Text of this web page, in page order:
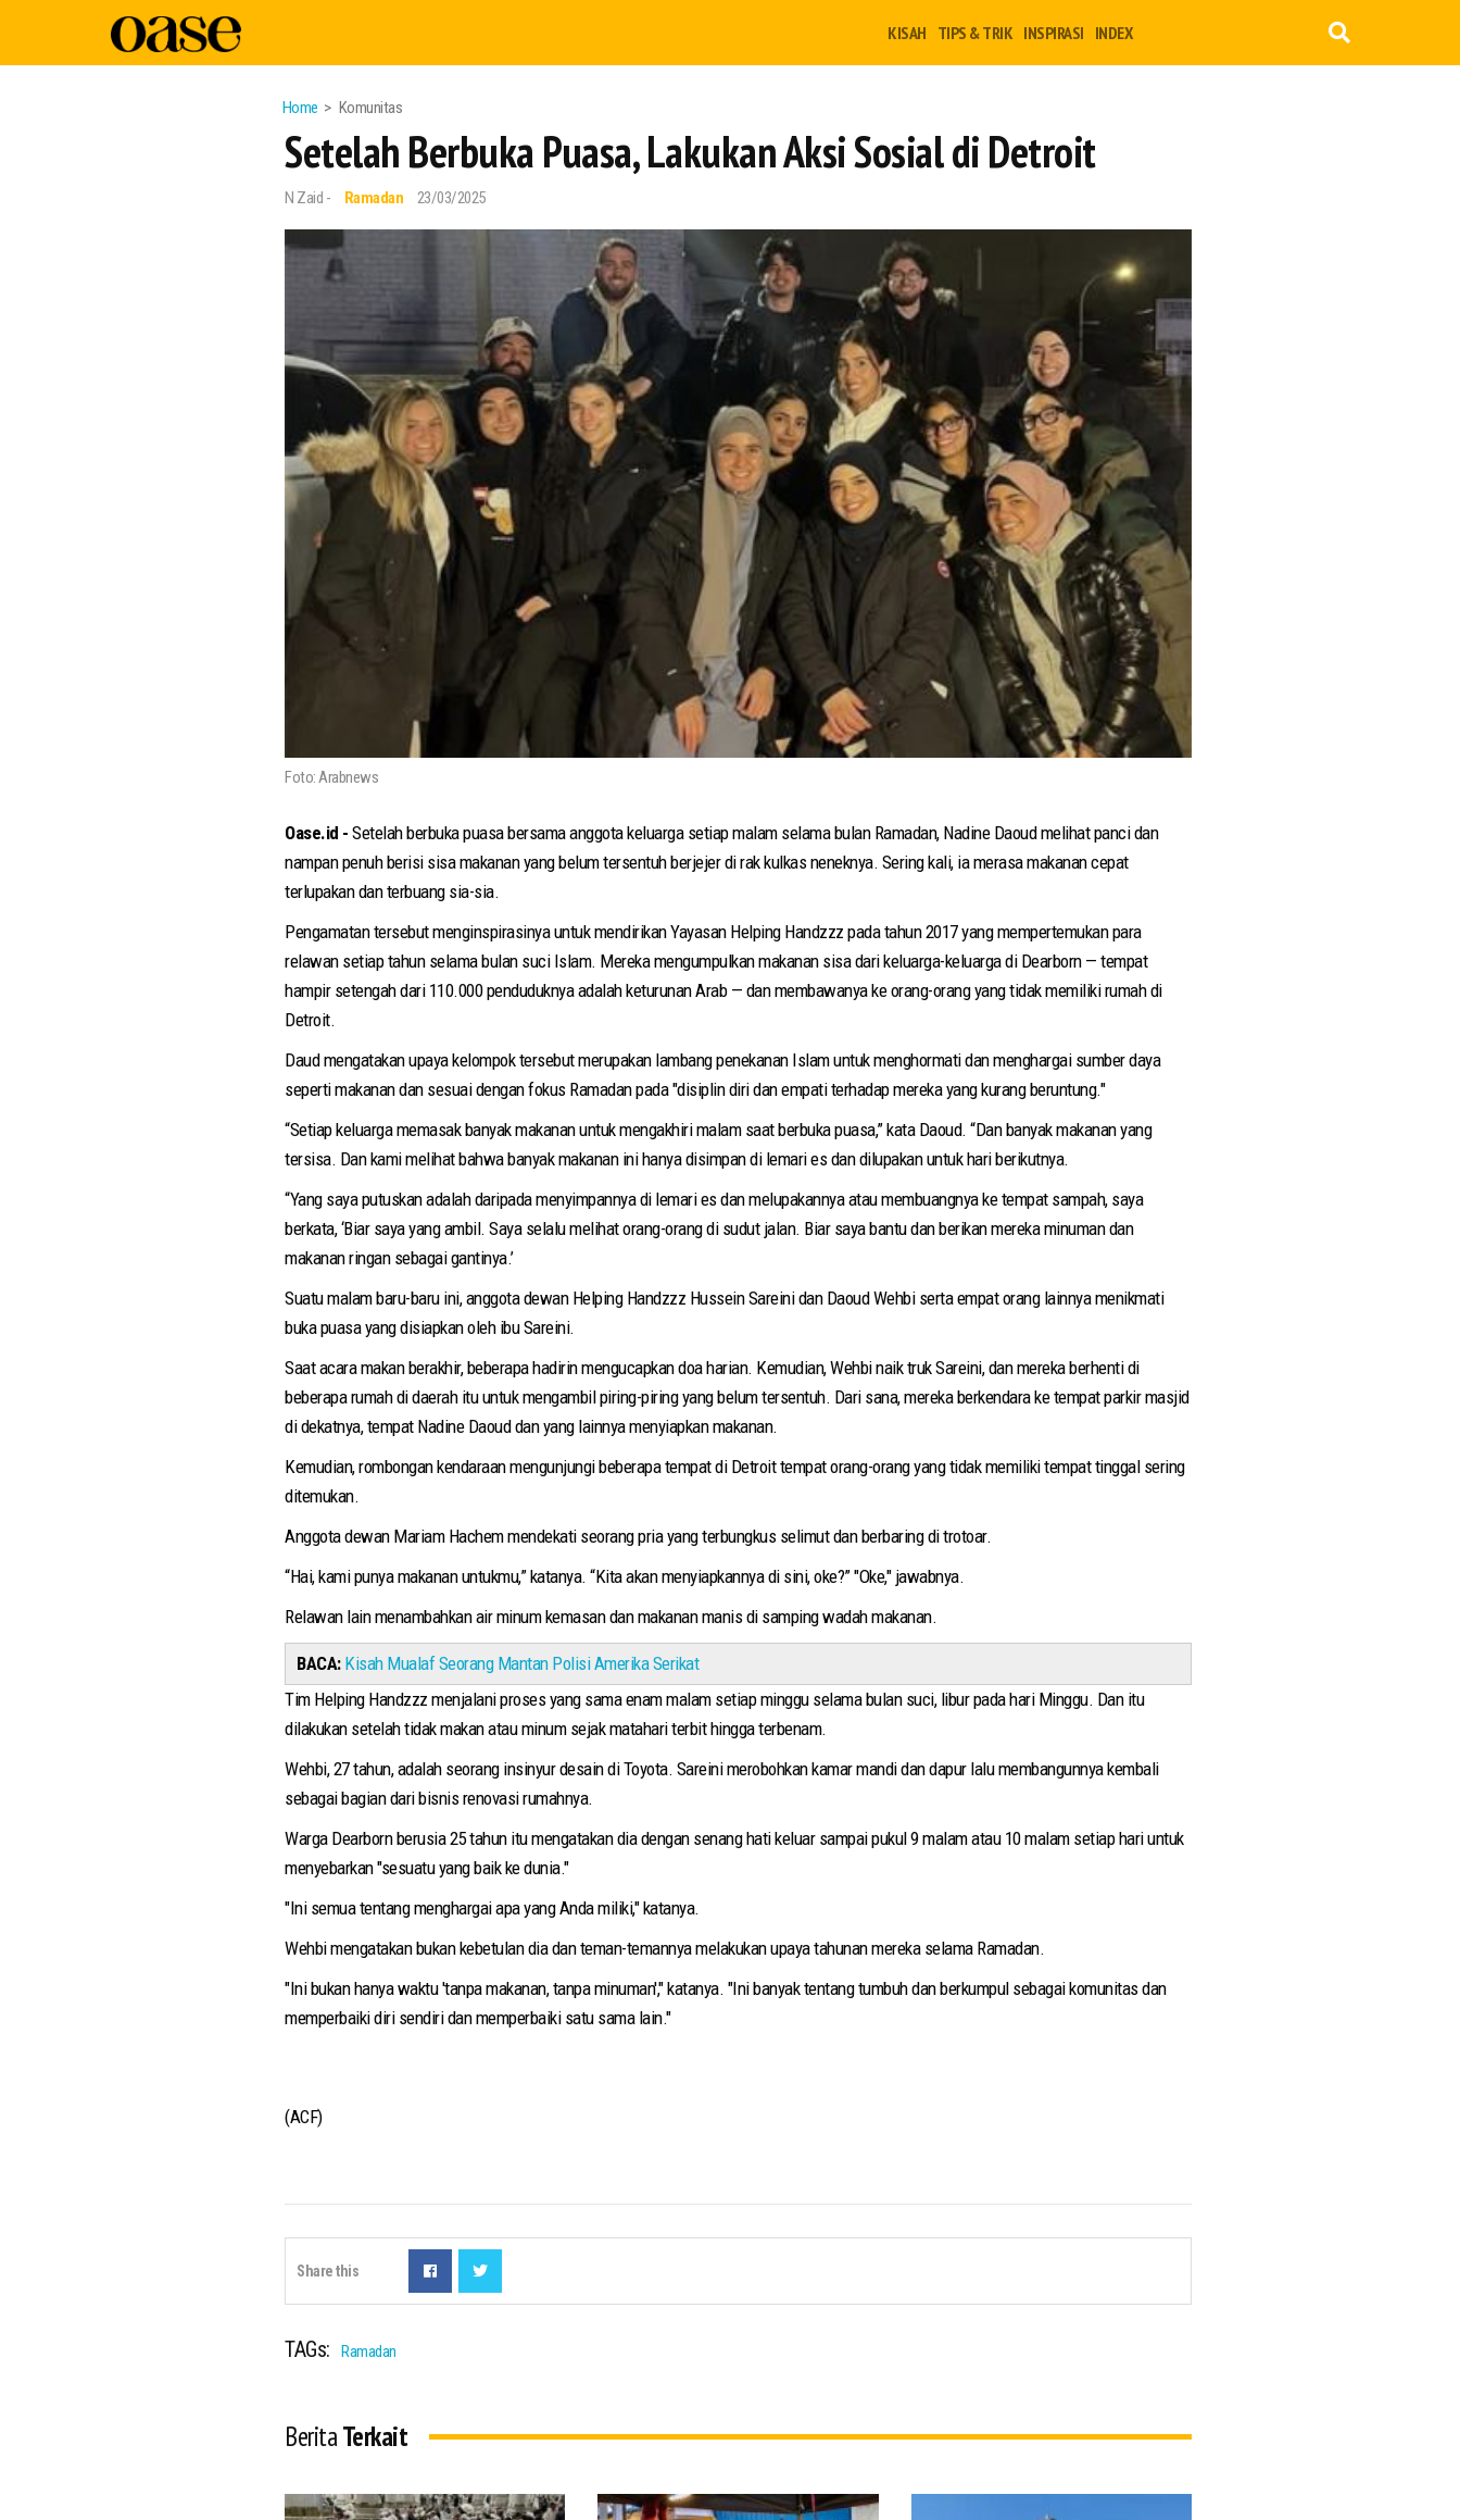
KISAH TIPS & TRIK INSPIRASI INDEX
Home Komunitas
Setelah Berbuka Puasa, Lakukan Aksi Sosial di Detroit
N Zaid - Ramadan 23/03/2025
Foto: Arabnews
Oase.id - Setelah berbuka puasa bersama anggota keluarga setiap malam selama bulan Ramadan, Nadine Daoud melihat panci dan
nampan penuh berisi sisa makanan yang belum tersentuh berjejer di rak kulkas neneknya. Sering kali, ia merasa makanan cepat
terlupakan dan terbuang sia-sia.
Pengamatan tersebut menginspirasinya untuk mendirikan Yayasan Helping Handzzz pada tahun 2017 yang mempertemukan para
relawan setiap tahun selama bulan suci Islam. Mereka mengumpulkan makanan sisa dari keluarga-keluarga di Dearborn — tempat
hampir setengah dari 110.000 penduduknya adalah keturunan Arab — dan membawanya ke orang-orang yang tidak memiliki rumah di
Detroit.
Daud mengatakan upaya kelompok tersebut merupakan lambang penekanan Islam untuk menghormati dan menghargai sumber daya
seperti makanan dan sesuai dengan fokus Ramadan pada "disiplin diri dan empati terhadap mereka yang kurang beruntung."
“Setiap keluarga memasak banyak makanan untuk mengakhiri malam saat berbuka puasa,” kata Daoud. “Dan banyak makanan yang
tersisa. Dan kami melihat bahwa banyak makanan ini hanya disimpan di lemari es dan dilupakan untuk hari berikutnya.
“Yang saya putuskan adalah daripada menyimpannya di lemari es dan melupakannya atau membuangnya ke tempat sampah, saya
berkata, ‘Biar saya yang ambil. Saya selalu melihat orang-orang di sudut jalan. Biar saya bantu dan berikan mereka minuman dan
makanan ringan sebagai gantinya.’
Suatu malam baru-baru ini, anggota dewan Helping Handzzz Hussein Sareini dan Daoud Wehbi serta empat orang lainnya menikmati
buka puasa yang disiapkan oleh ibu Sareini.
Saat acara makan berakhir, beberapa hadirin mengucapkan doa harian. Kemudian, Wehbi naik truk Sareini, dan mereka berhenti di
beberapa rumah di daerah itu untuk mengambil piring-piring yang belum tersentuh. Dari sana, mereka berkendara ke tempat parkir masjid
di dekatnya, tempat Nadine Daoud dan yang lainnya menyiapkan makanan.
Kemudian, rombongan kendaraan mengunjungi beberapa tempat di Detroit tempat orang-orang yang tidak memiliki tempat tinggal sering
ditemukan.
Anggota dewan Mariam Hachem mendekati seorang pria yang terbungkus selimut dan berbaring di trotoar.
“Hai, kami punya makanan untukmu,” katanya. “Kita akan menyiapkannya di sini, oke?” "Oke," jawabnya.
Relawan lain menambahkan air minum kemasan dan makanan manis di samping wadah makanan.
BACA: Kisah Mualaf Seorang Mantan Polisi Amerika Serikat
Tim Helping Handzzz menjalani proses yang sama enam malam setiap minggu selama bulan suci, libur pada hari Minggu. Dan itu
dilakukan setelah tidak makan atau minum sejak matahari terbit hingga terbenam.
Wehbi, 27 tahun, adalah seorang insinyur desain di Toyota. Sareini merobohkan kamar mandi dan dapur lalu membangunnya kembali
sebagai bagian dari bisnis renovasi rumahnya.
Warga Dearborn berusia 25 tahun itu mengatakan dia dengan senang hati keluar sampai pukul 9 malam atau 10 malam setiap hari untuk
menyebarkan "sesuatu yang baik ke dunia."
"Ini semua tentang menghargai apa yang Anda miliki," katanya.
Wehbi mengatakan bukan kebetulan dia dan teman-temannya melakukan upaya tahunan mereka selama Ramadan.
"Ini bukan hanya waktu 'tanpa makanan, tanpa minuman'," katanya. "Ini banyak tentang tumbuh dan berkumpul sebagai komunitas dan
memperbaiki diri sendiri dan memperbaiki satu sama lain."
(ACF)
Share this
TAGs: Ramadan
BeritaTerkait